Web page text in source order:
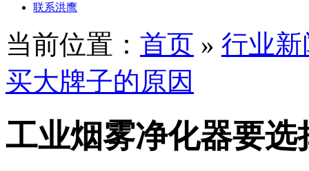
联系洪鹰
当前位置： 首页 » 行业新
买大牌子的原因
工业烟雾净化器要